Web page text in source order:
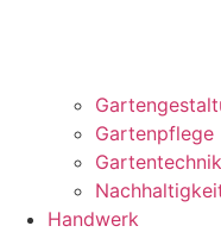
Gartenpflege
Gartentechnik
Handwerk